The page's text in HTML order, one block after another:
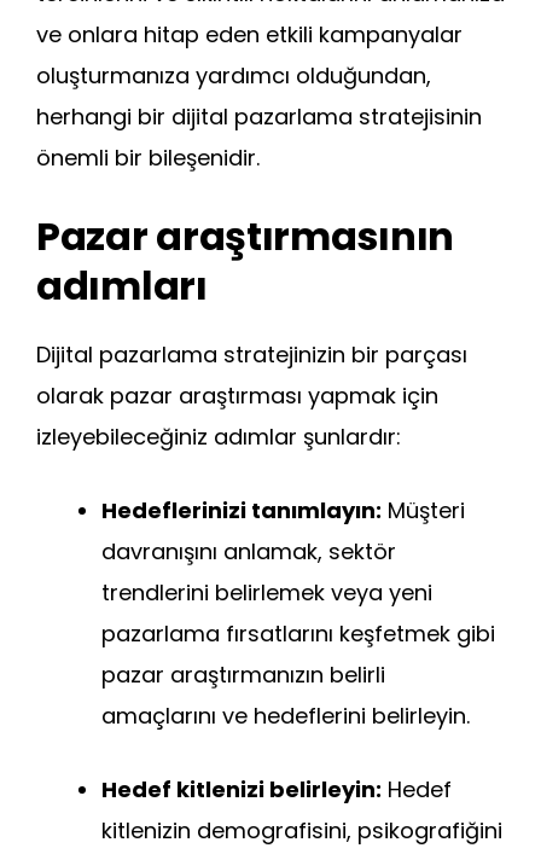
ve onlara hitap eden etkili kampanyalar
oluşturmanıza yardımcı olduğundan,
herhangi bir dijital pazarlama stratejisinin
önemli bir bileşenidir.
Pazar araştırmasının
adımları
Dijital pazarlama stratejinizin bir parçası
olarak pazar araştırması yapmak için
izleyebileceğiniz adımlar şunlardır:
Hedeflerinizi tanımlayın: Müşteri
davranışını anlamak, sektör
trendlerini belirlemek veya yeni
pazarlama fırsatlarını keşfetmek gibi
pazar araştırmanızın belirli
amaçlarını ve hedeflerini belirleyin.
Hedef kitlenizi belirleyin: Hedef
kitlenizin demografisini, psikografiğini